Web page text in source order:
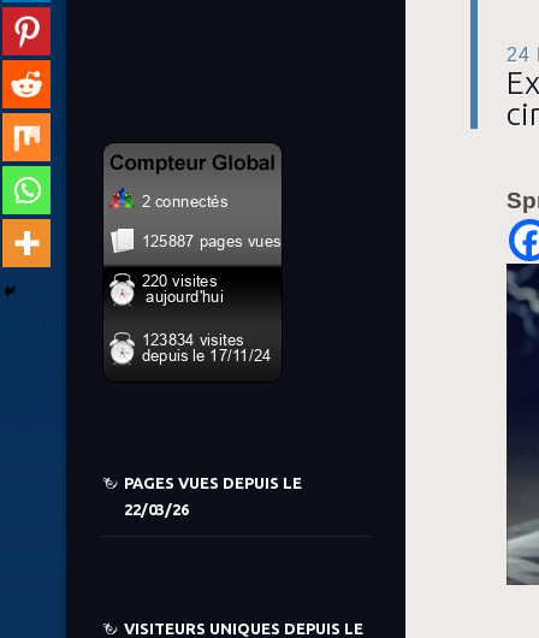
24
PAGES VUES DEPUIS LE
22/03/26
VISITEURS UNIQUES DEPUIS LE